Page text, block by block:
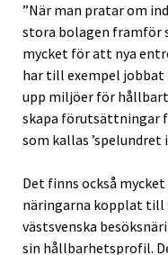
”När man pratar om
stora bolagen framför
mycket för att nya
har till exempel jobbat
upp miljöer för
skapa förutsättningar
som kallas ’spelundret i
Det finns också
näringarna kopplat till
västsvenska
sin hållbarhetsprofil.